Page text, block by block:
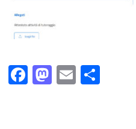
Facebook
Mastodon
Email